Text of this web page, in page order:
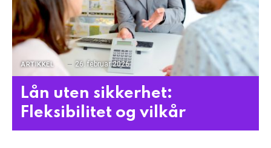
ARTIKKEL 26. februar 2026
Lån uten sikkerhet:
Fleksibilitet og vilkår